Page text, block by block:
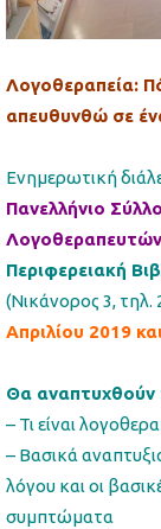
Λογοθεραπεία:
απευθυνθώ σε
Ενημερωτική
Πανελλήνιο
Λογοθεραπευτών
Περιφερειακή
(Νικάνορος 3, τηλ.
Απριλίου 2019
Θα
– Τι είναι
– Βασικά
λόγου και οι
συμπτώματα